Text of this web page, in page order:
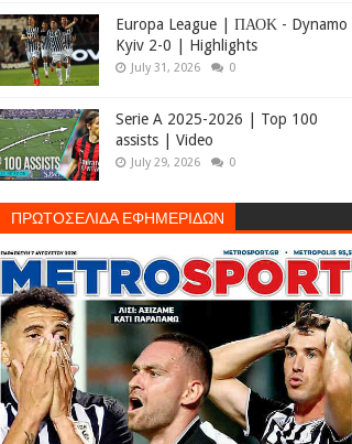
Europa League | ΠΑΟΚ - Dynamo
Kyiv 2-0 | Highlights
July 31, 2026 0
Serie A 2025-2026 | Top 100
assists | Video
July 29, 2026 0
ΠΡΩΤΟΣΕΛΙΔΑ ΕΦΗΜΕΡΙΔΩΝ